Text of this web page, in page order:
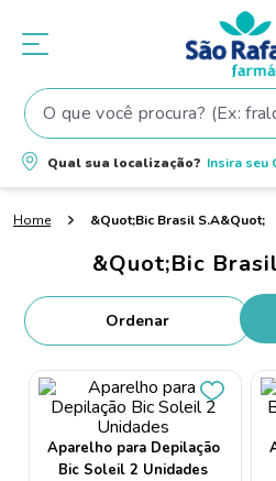
O que você procura? (Ex: fralda...)
Qual sua localização? Insira seu
&Quot;Bic Brasil S.A&Quot;
&Quot;Bic
Aparelho para Depilação
Bic Soleil 2 Unidades
Termos mais buscados
1º fralda
2 shampoo
teste gravidez
5º tintura cabelo
6 elseve
fralda pampers
8º proge